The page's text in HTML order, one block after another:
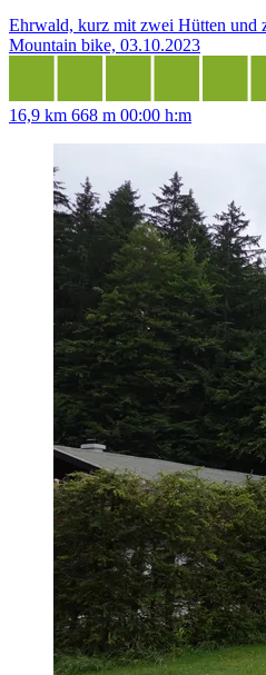
Ehrwald, kurz mit zwei Hütten und
Mountain bike, 03.10.2023
16,9 km 668 m 00:00 h:m